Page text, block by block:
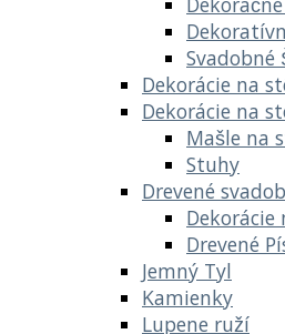
Svadobné
Dekorácie na
Dekorácie na
Mašle na
Stuhy
Drevené
Dekorácie
Drevené
Jemný Tyl
Kamienky
Lupene ruží